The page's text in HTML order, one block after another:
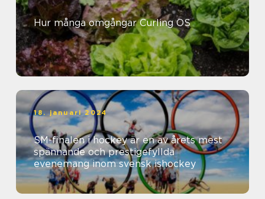
Hur många omgångar Curling OS
18. januari 2024
SM-finalen i hockey är en av årets mest
spännande och prestigefyllda
evenemang inom svensk ishockey